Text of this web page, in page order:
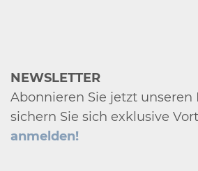
NEWSLETTER
Abonnieren Sie jetzt
sichern Sie sich exklusive
anmelden!